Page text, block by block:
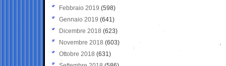
Febbraio 2019 (598)
Gennaio 2019 (641)
Dicembre 2018 (623)
Novembre 2018 (603)
Ottobre 2018 (631)